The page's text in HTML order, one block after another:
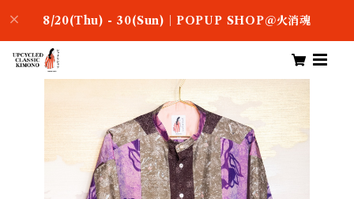
8/20(Thu) - 30(Sun)｜POPUP SHOP＠火消魂